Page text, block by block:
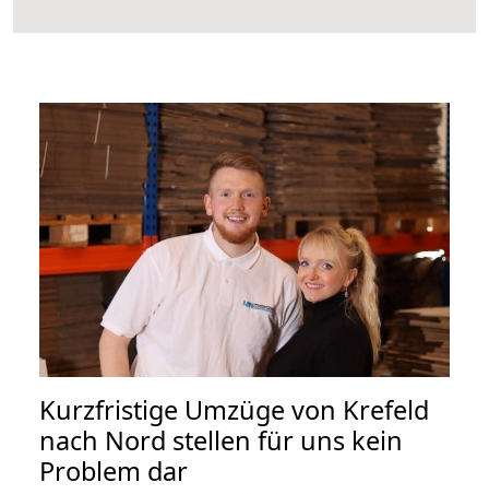
Kurzfristige Umzüge von Krefeld
nach Nord stellen für uns kein
Problem dar